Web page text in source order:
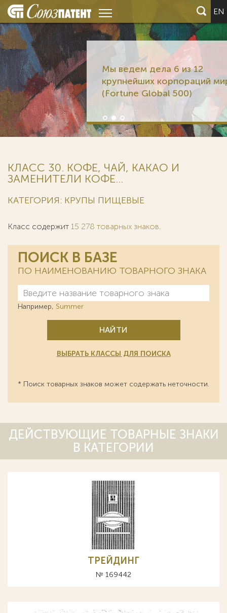
EN
Мы ведем дела 6 из 12
крупнейших корпораций мира
(Fortune Global 500)
КЛАСС 30. КОФЕ, ЧАЙ, КАКАО И
ЗАМЕНИТЕЛИ КОФЕ...
КАТЕГОРИЯ: КРУПЫ ПИЩЕВЫЕ
Класс содержит 15 278 товарных знаков.
ПОИСК В БАЗЕ
ПО НАИМЕНОВАНИЮ ТОВАРНОГО ЗНАКА
Например, Summer
НАЙТИ
ВЫБРАТЬ КЛАССЫ ДЛЯ ПОИСКА
* Поиск товарных знаков может содержать неточности.
ДЕЙСТВУЮЩИЕ ТОВАРНЫЕ ЗНАКИ
В КАТЕГОРИИ
ТРЕЙДИНГ
№ 169442